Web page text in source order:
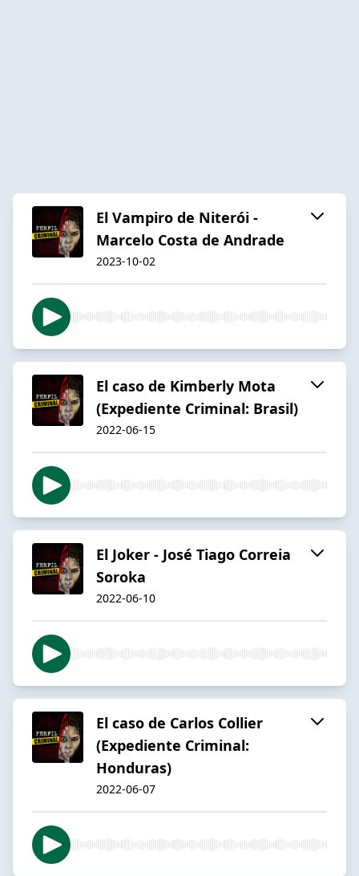
El Vampiro de Niterói -
Marcelo Costa de Andrade
2023-10-02
El caso de Kimberly Mota
(Expediente Criminal: Brasil)
2022-06-15
El Joker - José Tiago Correia
Soroka
2022-06-10
El caso de Carlos Collier
(Expediente Criminal:
Honduras)
2022-06-07